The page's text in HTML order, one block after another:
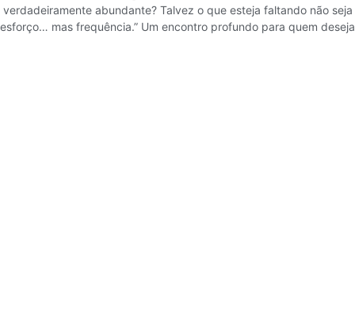
verdadeiramente abundante? Talvez o que esteja faltando não seja
esforço… mas frequência.” Um encontro profundo para quem deseja